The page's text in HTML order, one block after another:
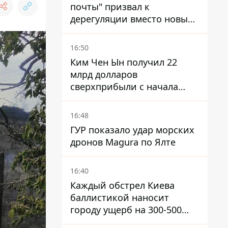
почты" призвал к
дерегуляции вместо новых
налогов - Гетманцев против
16:50
Ким Чен Ын получил 22
млрд долларов
сверхприбыли с начала
войны в Украине -
Bloomberg
16:48
ГУР показало удар морских
дронов Magura по Ялте
16:40
Каждый обстрел Киева
баллистикой наносит
городу ущерб на 300-500
миллионов - Петр